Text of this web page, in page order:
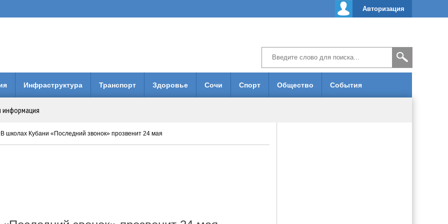
Авторизация
Инфраструктура Транспорт Здоровье Сочи Спорт Общество События
информация
в России
школах Кубани «Последний звонок» прозвенит 24 мая